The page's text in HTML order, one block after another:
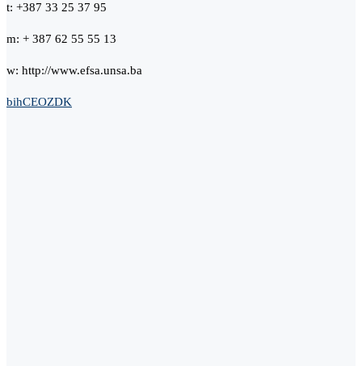
t: +387 33 25 37 95
m: + 387 62 55 55 13
w: http://www.efsa.unsa.ba
bihCEOZDK